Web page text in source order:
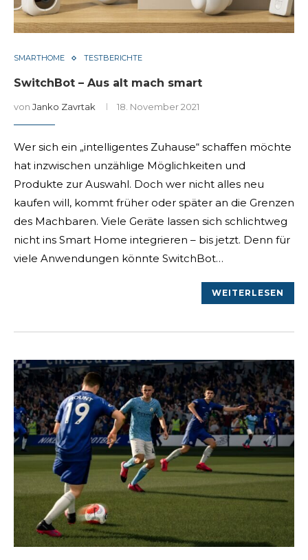
SMARTHOME TESTBERICHTE
SwitchBot – Aus alt mach smart
von Janko Zavrtak 18. November 2021
Wer sich ein „intelligentes Zuhause“ schaffen möchte
hat inzwischen unzählige Möglichkeiten und
Produkte zur Auswahl. Doch wer nicht alles neu
kaufen will, kommt früher oder später an die Grenzen
des Machbaren. Viele Geräte lassen sich schlichtweg
nicht ins Smart Home integrieren – bis jetzt. Denn für
viele Anwendungen könnte SwitchBot…
WEITERLESEN